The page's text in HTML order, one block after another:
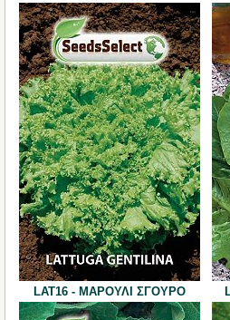
LAT16 - ΜΑΡΟΥΛΙ ΣΓΟΥΡΟ